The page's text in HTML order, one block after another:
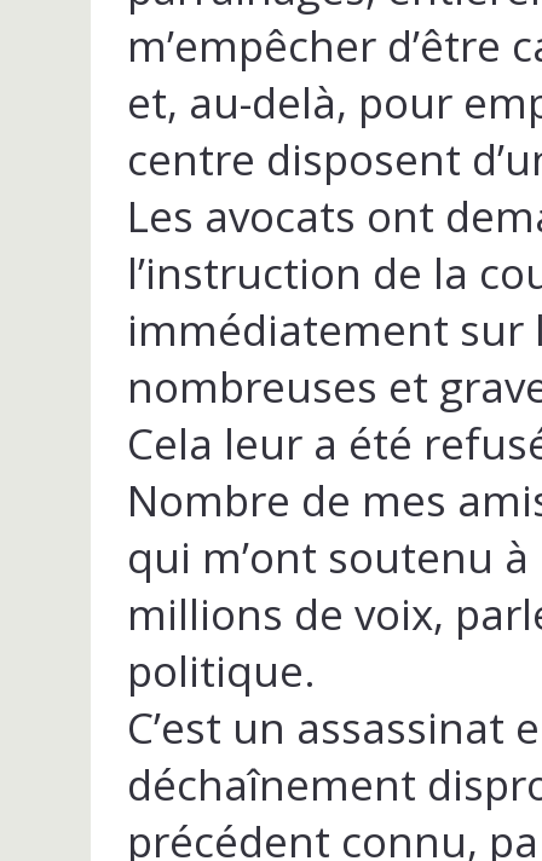
m’empêcher d’être
et, au-delà, pour
centre disposent
Les avocats ont
l’instruction de la
immédiatement sur
nombreuses et
Cela leur a été
Nombre de mes
qui m’ont soutenu
millions de voix,
politique.
C’est un assassinat
déchaînement
précédent connu,